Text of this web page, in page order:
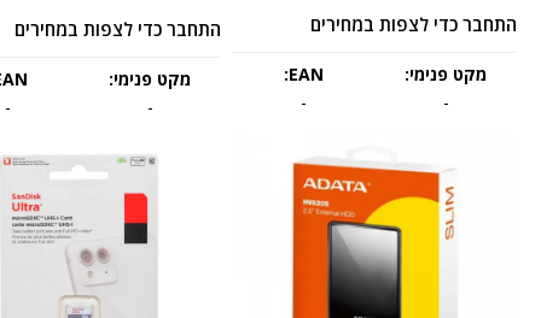
התחבר כדי לצפות במחירים
מקט פנימי:
-
EAN:
-
התחבר כדי לצפות במחירים
מקט פנימי:
-
-